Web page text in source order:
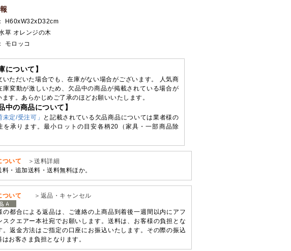
H60xW32xD32cm
草 オレンジの木
モロッコ
について】
いただいた場合でも、在庫がない場合がございます。 人気商
庫変動が激しいため、欠品中の商品が掲載されている場合が
ます。あらかじめご了承のほどお願いいたします。
中の商品について】
未定/受注可」
と記載されている欠品商品については業者様の
を承ります。最小ロットの目安各柄20（家具・一部商品除
ついて
＞送料詳細
料・追加送料・送料無料ほか。
ついて ＞返品・キャンセル
の都合による返品は、ご連絡の上商品到着後一週間以内にアフ
スクエアー本社宛でお願いします。送料は、お客様の負担とな
。返金方法はご指定の口座にお振込いたします。その際の振込
はお客さま負担となります。